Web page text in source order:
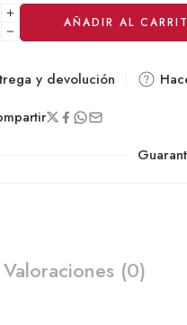
AÑADIR AL
y devolución
Valoraciones (0)